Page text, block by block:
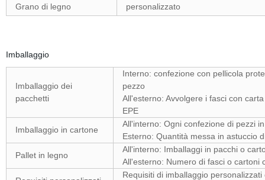
Grano di legno personalizzato
Imballaggio
Imballaggio dei
pacchetti
Interno: confezione con pellicola
pezzo
All'esterno: Avvolgere i fasci con
EPE
Imballaggio in cartone
All'interno: Ogni confezione di pezzi
Esterno: Quantità messa in astuccio
Pallet in legno
All'interno: Imballaggi in pacchi o
All'esterno: Numero di fasci o cartoni
Requisiti di imballaggio personalizzati